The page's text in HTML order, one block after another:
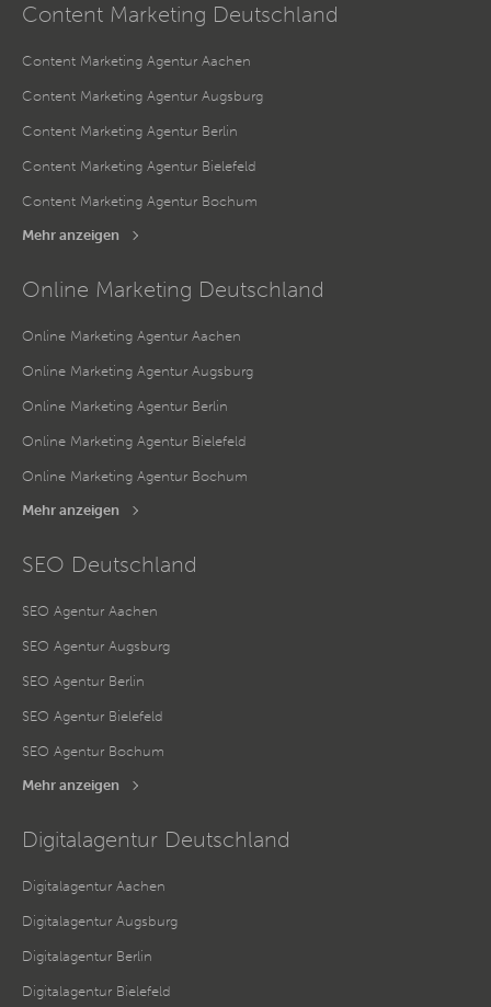
Content Marketing Deutschland
Content Marketing Agentur Aachen
Content Marketing Agentur Augsburg
Content Marketing Agentur Berlin
Content Marketing Agentur Bielefeld
Content Marketing Agentur Bochum
Mehr anzeigen
Online Marketing Deutschland
Online Marketing Agentur Aachen
Online Marketing Agentur Augsburg
Online Marketing Agentur Berlin
Online Marketing Agentur Bielefeld
Online Marketing Agentur Bochum
Mehr anzeigen
SEO Deutschland
SEO Agentur Aachen
SEO Agentur Augsburg
SEO Agentur Berlin
SEO Agentur Bielefeld
SEO Agentur Bochum
Mehr anzeigen
Digitalagentur Deutschland
Digitalagentur Aachen
Digitalagentur Augsburg
Digitalagentur Berlin
Digitalagentur Bielefeld